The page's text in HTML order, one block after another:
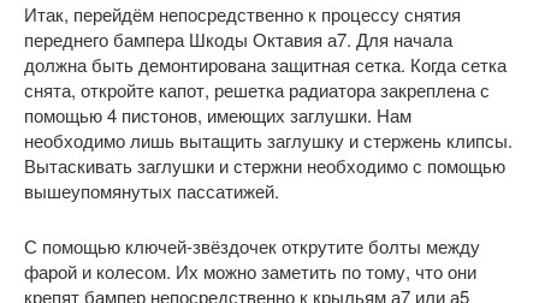
Итак, перейдём непосредственно к процессу снятия
переднего бампера Шкоды Октавия а7. Для начала
должна быть демонтирована защитная сетка. Когда сетка
снята, откройте капот, решетка радиатора закреплена с
помощью 4 пистонов, имеющих заглушки. Нам
необходимо лишь вытащить заглушку и стержень клипсы.
Вытаскивать заглушки и стержни необходимо с помощью
вышеупомянутых пассатижей.
С помощью ключей-звёздочек открутите болты между
фарой и колесом. Их можно заметить по тому, что они
крепят бампер непосредственно к крыльям а7 или а5